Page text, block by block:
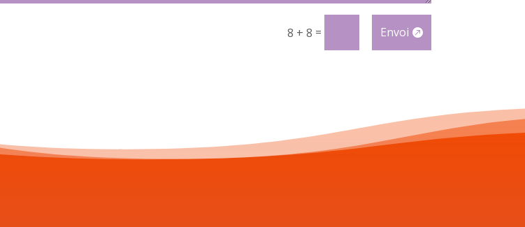
8 + 8 = Envoi